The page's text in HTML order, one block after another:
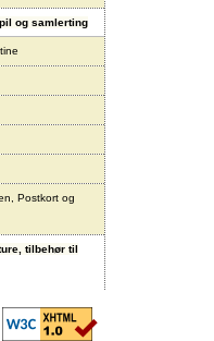
og samlerting
Postkort og
tilbehør til